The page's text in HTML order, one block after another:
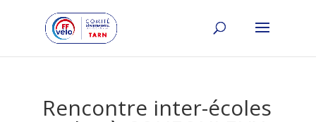
Rencontre inter-écoles